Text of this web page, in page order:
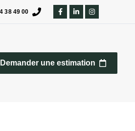
38 49 00
Demander une estimation